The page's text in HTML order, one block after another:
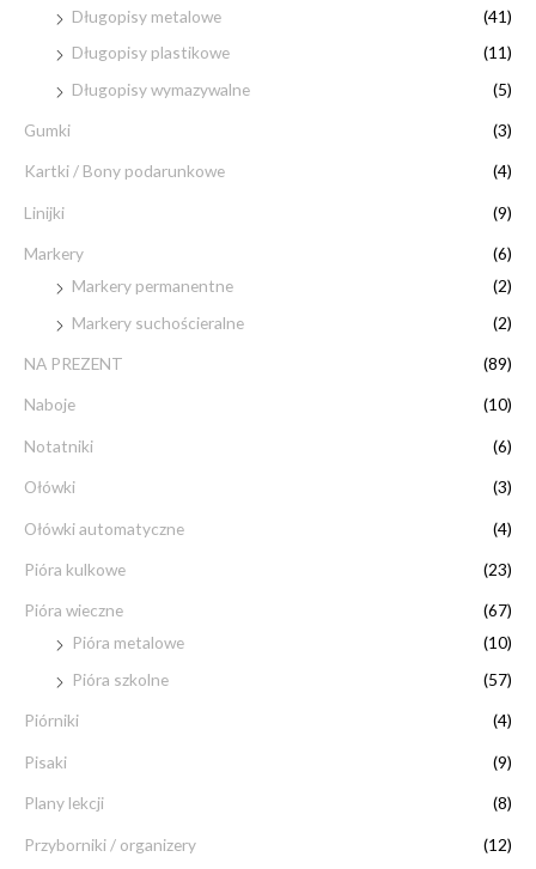
Długopisy metalowe
(41)
Długopisy plastikowe
(11)
Długopisy wymazywalne
(5)
Gumki (3)
Kartki / Bony podarunkowe (4)
Linijki (9)
Markery
(6)
Markery permanentne
(2)
Markery suchościeralne
(2)
NA PREZENT (89)
Naboje (10)
Notatniki (6)
Ołówki (3)
Ołówki automatyczne (4)
Pióra kulkowe (23)
Pióra wieczne
(67)
Pióra metalowe
(10)
Pióra szkolne
(57)
Piórniki (4)
Pisaki (9)
Plany lekcji (8)
Przyborniki / organizery (12)